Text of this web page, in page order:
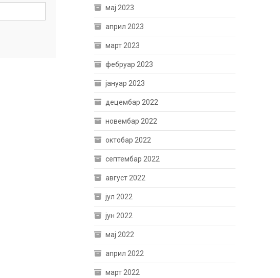
мај 2023
април 2023
март 2023
фебруар 2023
јануар 2023
децембар 2022
новембар 2022
октобар 2022
септембар 2022
август 2022
јул 2022
јун 2022
мај 2022
април 2022
март 2022